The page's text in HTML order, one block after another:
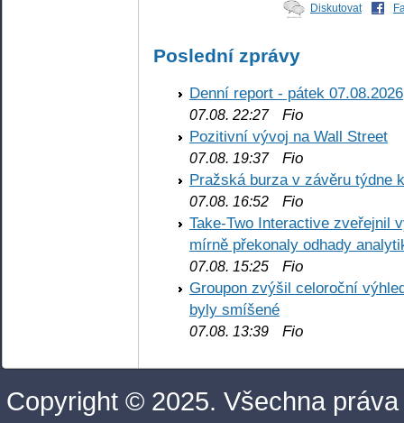
Diskutovat
Poslední zprávy
Denní report - pátek 07.08.2026
07.08. 22:27Fio
Pozitivní vývoj na Wall Street
07.08. 19:37Fio
Pražská burza v závěru týdne
07.08. 16:52 Fio
Take-Two Interactive zveřejnil
mírně překonaly odhady
07.08. 15:25 Fio
Groupon zvýšil celoroční
byly smíšené
07.08. 13:39 Fio
Copyright © 2025. Všechna práva